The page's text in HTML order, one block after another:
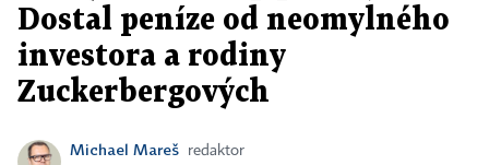
Dostal peníze od neomylného
investora a rodiny
Zuckerbergových
Michael Mareš
redaktor